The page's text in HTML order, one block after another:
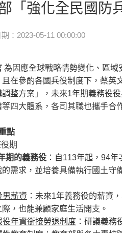
「強化全民國防
：2023-05-11 00:00:00
為因應全球戰略情勢變化、區
且在參酌各國兵役制度下，蔡英
整方案」，未來1年期義務役
等四大體系，各司其職也攜手合
點
期
期的義務役 ：自113年起，94
需求，並培養具備執行國土守
男薪資 ：未來1年義務役的薪資
際，也能兼顧家庭生活開支。
役年資銜接勞退制度 ：研議義